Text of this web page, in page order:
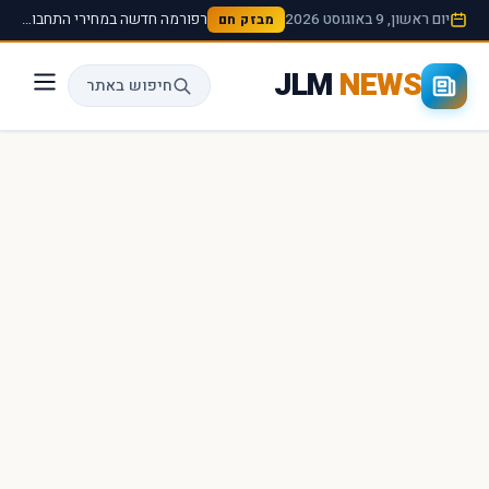
יום ראשון, 9 באוגוסט 2026 מבזק חם רפורמה חדשה במחירי התחבורה הציבורית תיכנס לתוקף החל מהחודש הבא ›
JLMNEWS חיפוש באתר